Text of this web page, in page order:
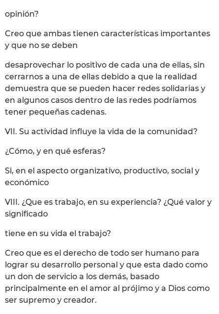
opinión?
Creo que ambas tienen características importantes
y que no se deben
desaprovechar lo positivo de cada una de ellas, sin
cerrarnos a una de ellas debido a que la realidad
demuestra que se pueden hacer redes solidarias y
en algunos casos dentro de las redes podríamos
tener pequeñas cadenas.
VII. Su actividad influye la vida de la comunidad?
¿Cómo, y en qué esferas?
Si, en el aspecto organizativo, productivo, social y
económico
VIII. ¿Que es trabajo, en su experiencia? ¿Qué valor y
significado
tiene en su vida el trabajo?
Creo que es el derecho de todo ser humano para
lograr su desarrollo personal y que esta dado como
un don de servicio a los demás, basado
principalmente en el amor al prójimo y a Dios como
ser supremo y creador.